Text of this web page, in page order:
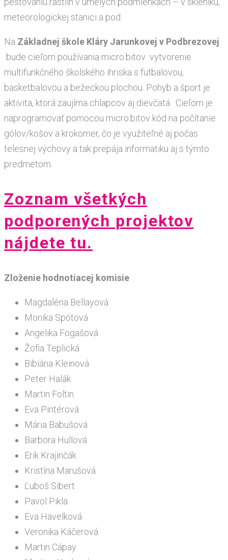
meteorologickej stanici a pod.
Na Základnej škole Kláry Jarunkovej v Podbrezovej
bude cieľom používania micro:bitov vytvorenie
multifunkčného školského ihriska s futbalovou,
basketbalovou a bežeckou plochou. Pohyb a šport je
aktivita, ktorá zaujíma chlapcov aj dievčatá. Cieľom je
naprogramovať pomocou micro:bitov kód na počítanie
gólov/košov a krokomer, čo je využiteľné aj počas
telesnej výchovy a tak prepája informatiku aj s týmto
predmetom.
Zoznam všetkých
podporených projektov
nájdete tu.
Zloženie hodnotiacej komisie
Magdaléna Bellayová
Monika Spótová
Angelika Fogašová
Žofia Teplická
Bibiána Kleinová
Peter Halák
Martin Foltin
Eva Pintérová
Mária Babušová
Barbora Hullová
Erik Krajinčák
Kristína Marušová
Ľuboš Sibert
Pavol Pikla
Eva Havelková
Veronika Káčerová
Martin Cápay